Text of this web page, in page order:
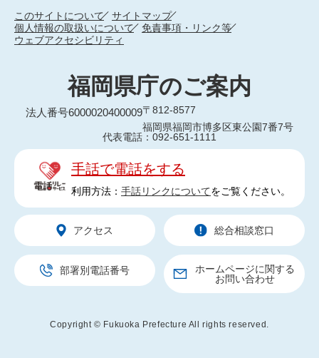
このサイトについて
サイトマップ
個人情報の取扱いについて
免責事項・リンク等
ウェブアクセシビリティ
福岡県庁のご案内
法人番号6000020400009〒812-8577
福岡県福岡市博多区東公園7番7号
代表電話：092-651-1111
手話で電話をする
利用方法： 手話リンクについてをご覧ください。
アクセス 総合相談窓口
部署別電話番号
ホームページに関する
お問い合わせ
Copyright © Fukuoka Prefecture All rights reserved.